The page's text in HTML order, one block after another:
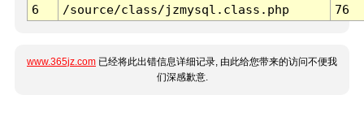
6
/source/class/jzmysql.class.php 76
www.365jz.com 已经将此出错信息详细记录, 由此给您带来的访问不便我
们深感歉意.